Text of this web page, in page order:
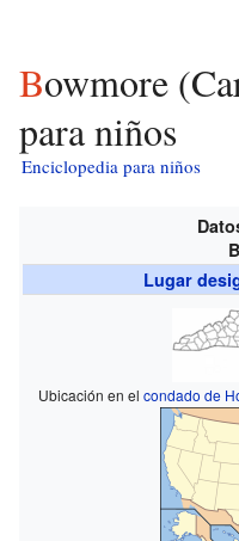
Bowmore (Carolina del Norte)
para niños
Enciclopedia para niños
Lugar
Ubicación en el condado de